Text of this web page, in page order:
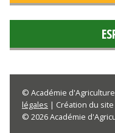
© Académie
légales | Création du
© 2026 Académie